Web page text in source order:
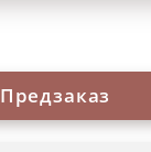
Предзаказ